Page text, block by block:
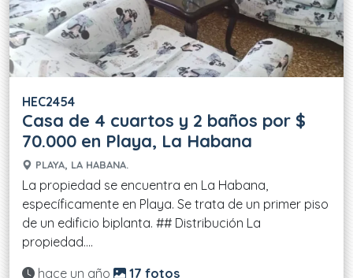
HEC2454
Casa de 4 cuartos y 2 baños por $
70.000 en Playa, La Habana
PLAYA, LA HABANA.
La propiedad se encuentra en La Habana,
específicamente en Playa. Se trata de un primer piso
de un edificio biplanta. ## Distribución La
propiedad....
Actualizado:
hace un año 17 fotos